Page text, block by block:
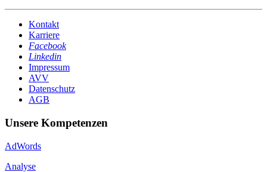
Kontakt
Karriere
Facebook
Linkedin
Impressum
AVV
Datenschutz
AGB
Unsere Kompetenzen
AdWords
Analyse